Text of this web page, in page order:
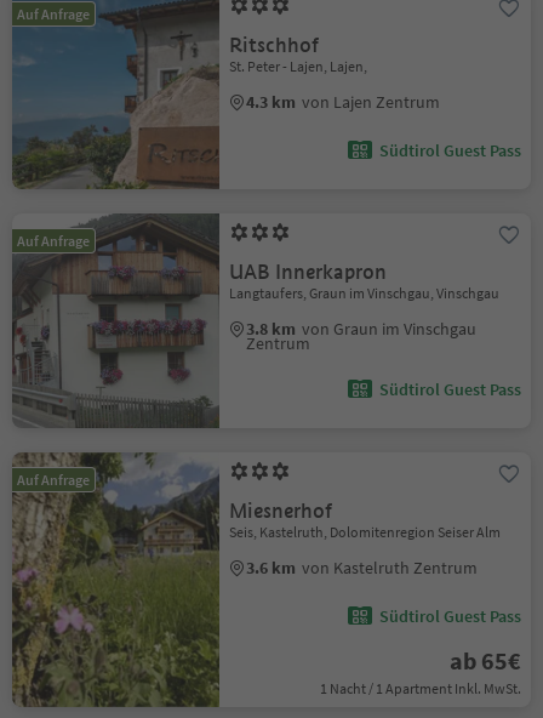
Auf Anfrage
Ritschhof
St. Peter - Lajen, Lajen,
4.3 km von Lajen Zentrum
Südtirol Guest Pass
Auf Anfrage
UAB Innerkapron
Langtaufers, Graun im Vinschgau, Vinschgau
3.8 km von Graun im Vinschgau
Zentrum
Südtirol Guest Pass
Auf Anfrage
Miesnerhof
Seis, Kastelruth, Dolomitenregion Seiser Alm
3.6 km von Kastelruth Zentrum
Südtirol Guest Pass
ab 65€
1 Nacht / 1 Apartment Inkl. MwSt.